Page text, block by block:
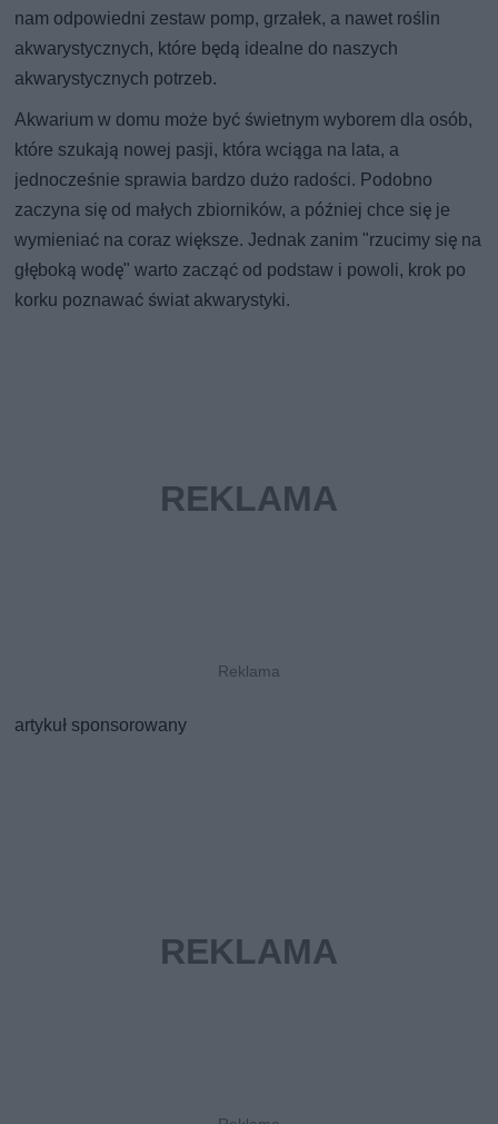
nam odpowiedni zestaw pomp, grzałek, a nawet roślin
akwarystycznych, które będą idealne do naszych
akwarystycznych potrzeb.
Akwarium w domu może być świetnym wyborem dla osób,
które szukają nowej pasji, która wciąga na lata, a
jednocześnie sprawia bardzo dużo radości. Podobno
zaczyna się od małych zbiorników, a później chce się je
wymieniać na coraz większe. Jednak zanim "rzucimy się na
głęboką wodę" warto zacząć od podstaw i powoli, krok po
korku poznawać świat akwarystyki.
artykuł sponsorowany